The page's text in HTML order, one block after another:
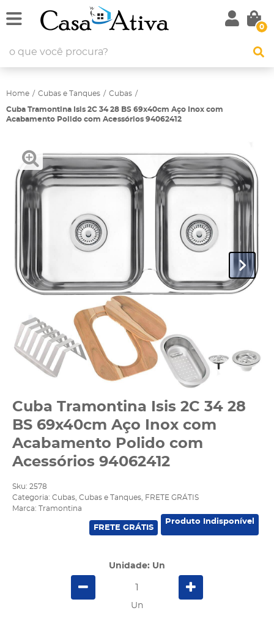
0
Home Cubas e Tanques Cubas
Cuba Tramontina Isis 2C 34 28 BS 69x40cm Aço Inox com
Acabamento Polido com Acessórios 94062412
Cuba Tramontina Isis 2C 34 28
BS 69x40cm Aço Inox com
Acabamento Polido com
Acessórios 94062412
Sku: 2578
Categoria: Cubas Cubas e Tanques
FRETE GRÁTIS
Marca:
Tramontina
FRETE GRÁTIS
Produto Indisponível
Unidade: Un
Un